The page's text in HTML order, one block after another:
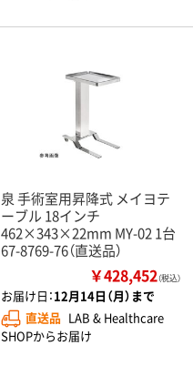
泉 手術室用昇降式 メイヨテ
ーブル 18インチ
462×343×22mm MY-02 1台
67-8769-76（直送品）
￥428,452（税込）
お届け日：12月14日（月）まで
直送品 LAB & Healthcare
SHOPからお届け